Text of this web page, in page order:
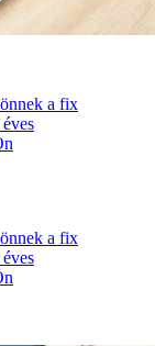
a fix
a fix